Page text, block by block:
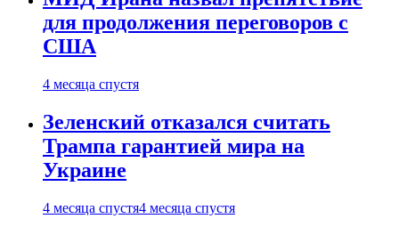
для продолжения переговоров с
США
4 месяца спустя
Зеленский отказался считать
Трампа гарантией мира на
Украине
4 месяца спустя4 месяца спустя